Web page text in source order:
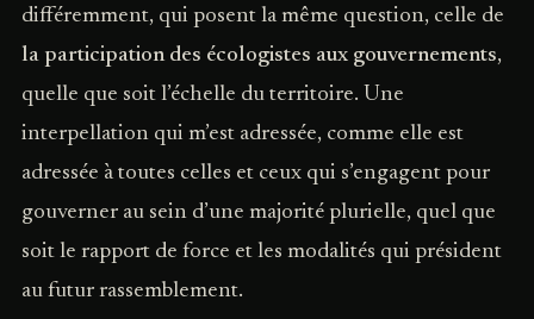
différemment, qui posent la même question, celle de
la participation des écologistes aux gouvernements,
quelle que soit l’échelle du territoire. Une
interpellation qui m’est adressée, comme elle est
adressée à toutes celles et ceux qui s’engagent pour
gouverner au sein d’une majorité plurielle, quel que
soit le rapport de force et les modalités qui président
au futur rassemblement.